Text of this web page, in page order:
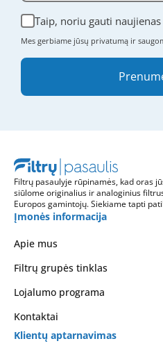
Taip, noriu gauti
Mes gerbiame jūsų privatumą ir
Filtrų pasaulyje rūpinamės, kad oras
siūlome originalius ir analoginius
Europos gamintojų. Siekiame tapti
Įmonės informacija
Apie mus
Filtrų grupės tinklas
Lojalumo programa
Kontaktai
Klientų aptarnavimas